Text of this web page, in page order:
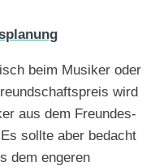
beim Musiker oder
wird
aus dem Freundes-
sollte aber bedacht
dem engeren